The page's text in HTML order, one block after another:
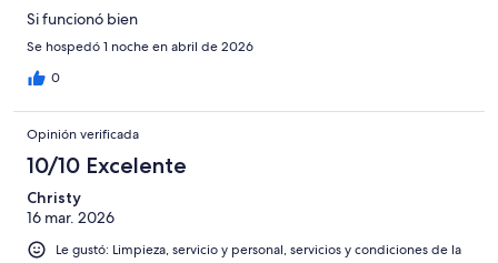
Si funcionó bien
Se hospedó 1 noche en abril de 2026
0
Opinión verificada
10/10 Excelente
Christy
16 mar. 2026
Le gustó: Limpieza, servicio y personal, servicios y condiciones de la